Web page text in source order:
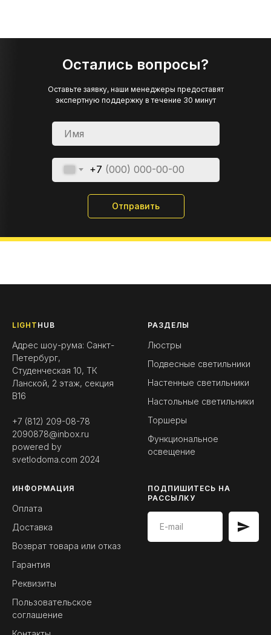
Остались вопросы?
+7
Отправить
Оставьте заявку, наши менеджеры предоставят
экспертную поддержку в течение 30 минут
LIGHT HUB
Адрес шоу-рума: Санкт-
Петербург,
Студенческая 10, ТК
Ланской, 2 этаж, секция
B16
+7 (812) 209-08-78
2090878@inbox.ru
powered by
svetlodoma.com 2024
РАЗДЕЛЫ
Люстры
Подвесные светильники
Настенные светильники
Настольные светильники
Торшеры
Функциональное
освещение
ИНФОРМАЦИЯ
Оплата
Доставка
Возврат товара или отказ
Гарантия
Реквизиты
Пользовательское
соглашение
ПОДПИШИТЕСЬ НА
РАССЫЛКУ